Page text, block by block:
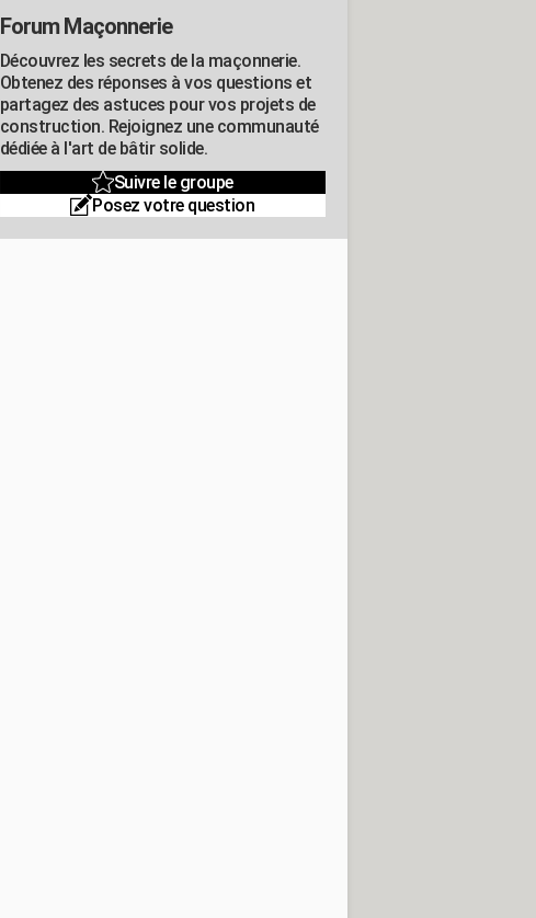
Forum Maçonnerie
Découvrez les secrets de la maçonnerie.
Obtenez des réponses à vos questions et
partagez des astuces pour vos projets de
construction. Rejoignez une communauté
dédiée à l'art de bâtir solide.
Suivre le groupe
Posez votre question